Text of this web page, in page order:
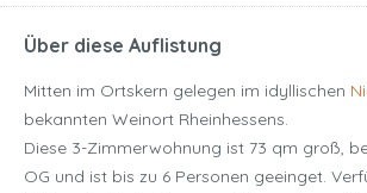
Über diese Auflistung
Mitten im Ortskern gelegen im idyllischen
bekannten Weinort Rheinhessens.
Diese 3-Zimmerwohnung ist 73 qm groß,
OG und ist bis zu 6 Personen geeinget.